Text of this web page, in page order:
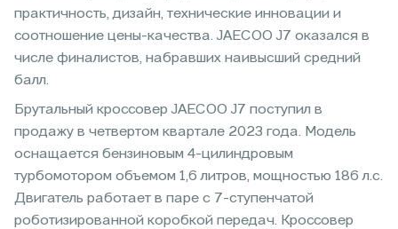
практичность, дизайн, технические инновации и
соотношение цены-качества. JAECOO J7 оказался в
числе финалистов, набравших наивысший средний
балл.
Брутальный кроссовер JAECOO J7 поступил в
продажу в четвертом квартале 2023 года. Модель
оснащается бензиновым 4-цилиндровым
турбомотором объемом 1,6 литров, мощностью 186 л.с.
Двигатель работает в паре с 7-ступенчатой
роботизированной коробкой передач. Кроссовер